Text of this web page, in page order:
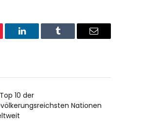
LinkedIn Tumblr Email